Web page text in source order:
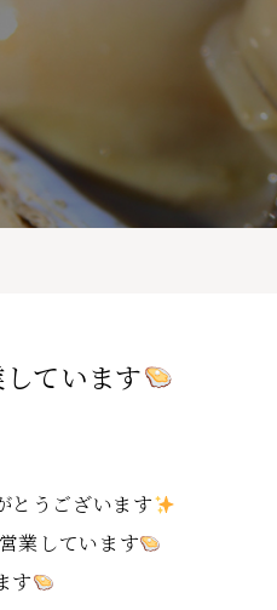
ています
とうございます
業しています
す